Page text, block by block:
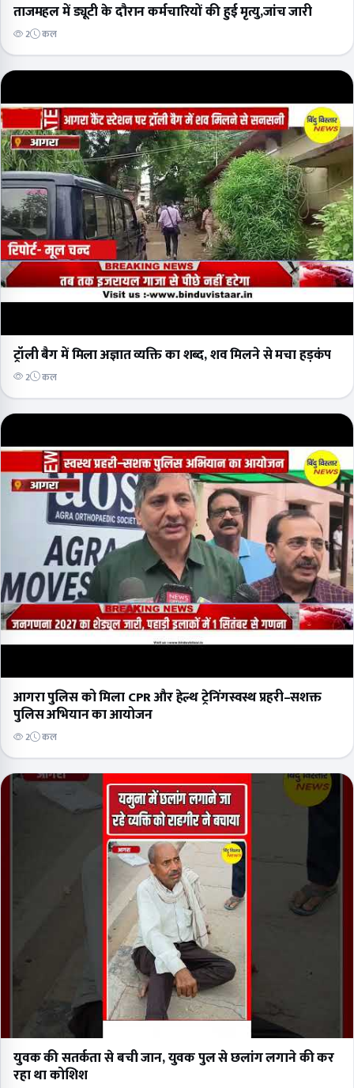
ताजमहल में ड्यूटी के दौरान कर्मचारियों की हुई मृत्यु,जांच जारी
2 कल
ट्रॉली बैग में मिला अज्ञात व्यक्ति का शब्द, शव मिलने से मचा हड़कंप
2 कल
आगरा पुलिस को मिला CPR और हेल्थ ट्रेनिंगस्वस्थ प्रहरी–सशक्त
पुलिस अभियान का आयोजन
2 कल
युवक की सतर्कता से बची जान, युवक पुल से छलांग लगाने की कर
रहा था कोशिश